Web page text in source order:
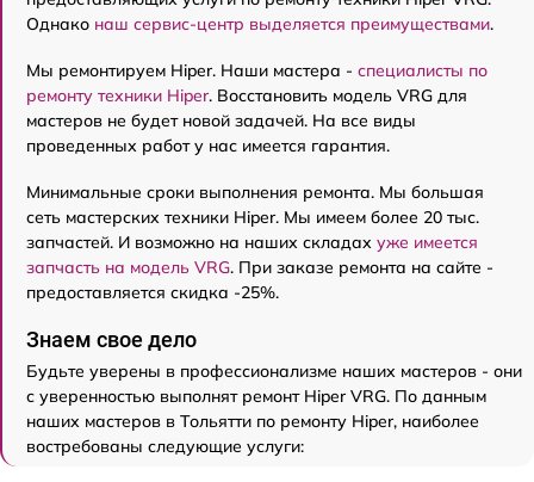
Однако наш сервис-центр выделяется преимуществами.
Мы ремонтируем Hiper. Наши мастера - специалисты по
ремонту техники Hiper. Восстановить модель VRG для
мастеров не будет новой задачей. На все виды
проведенных работ у нас имеется гарантия.
Минимальные сроки выполнения ремонта. Мы большая
сеть мастерских техники Hiper. Мы имеем более 20 тыс.
запчастей. И возможно на наших складах уже имеется
запчасть на модель VRG. При заказе ремонта на сайте -
предоставляется скидка -25%.
Знаем свое дело
Будьте уверены в профессионализме наших мастеров - они
с уверенностью выполнят ремонт Hiper VRG. По данным
наших мастеров в Тольятти по ремонту Hiper, наиболее
востребованы следующие услуги: